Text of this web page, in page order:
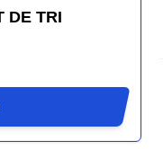
DE TRI